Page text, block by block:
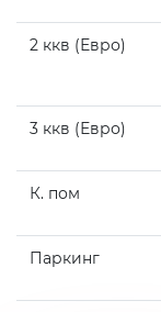
2 ккв (Евро)
3 ккв (Евро)
К. пом
Паркинг